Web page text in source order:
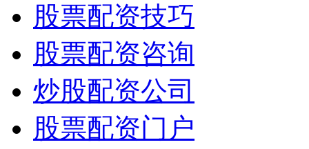
股票配资技巧
股票配资咨询
炒股配资公司
股票配资门户